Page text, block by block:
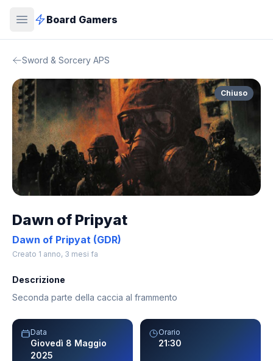
Board Gamers
Sword & Sorcery APS
Chiuso
Dawn of Pripyat
Dawn of Pripyat (GDR)
Creato 1 anno, 3 mesi fa
Descrizione
Seconda parte della caccia al frammento
Data
Giovedì 8 Maggio
2025
Orario
21:30